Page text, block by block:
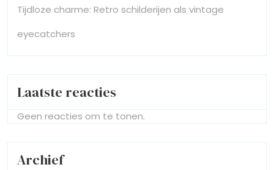
Tijdloze charme: Retro schilderijen als vintage
eyecatchers
Laatste reacties
Geen reacties om te tonen.
Archief